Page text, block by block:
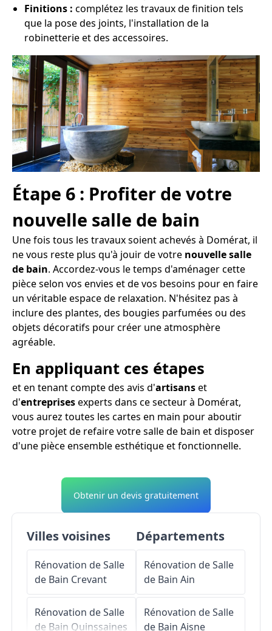
Finitions : complétez les travaux de finition tels
que la pose des joints, l'installation de la
robinetterie et des accessoires.
Étape 6 : Profiter de votre
nouvelle salle de bain
Une fois tous les travaux soient achevés à Domérat, il
ne vous reste plus qu'à jouir de votre nouvelle salle
de bain. Accordez-vous le temps d'aménager cette
pièce selon vos envies et de vos besoins pour en faire
un véritable espace de relaxation. N'hésitez pas à
inclure des plantes, des bougies parfumées ou des
objets décoratifs pour créer une atmosphère
agréable.
En appliquant ces étapes
et en tenant compte des avis d'artisanset
d'entreprisesexperts dans ce secteur à Domérat,
vous aurez toutes les cartes en main pour aboutir
votre projet de refaire votre salle de bain et disposer
d'une pièce ensemble esthétique et fonctionnelle.
Obtenir un devis gratuitement
Villes voisines
Rénovation de Salle
de Bain Crevant
Rénovation de Salle
de Bain Quinssaines
Départements
Rénovation de Salle
de Bain Ain
Rénovation de Salle
de Bain Aisne